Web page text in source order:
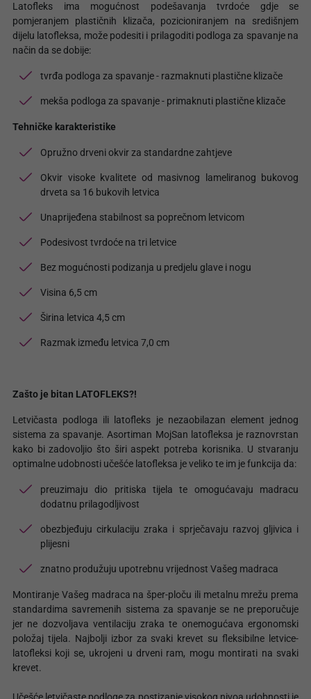
Latofleks ima mogućnost podešavanja tvrdoće gdje se
pomjeranjem plastičnih klizača, pozicioniranjem na središnjem
dijelu latofleksa, može podesiti i prilagoditi podloga za spavanje na
način da se dobije:
tvrđa podloga za spavanje - razmaknuti plastične klizače
mekša podloga za spavanje - primaknuti plastične klizače
Tehničke karakteristike
Opružno drveni okvir za standardne zahtjeve
Okvir visoke kvalitete od masivnog lameliranog bukovog
drveta sa 16 bukovih letvica
Unaprijeđena stabilnost sa poprečnom letvicom
Podesivost tvrdoće na tri letvice
Bez mogućnosti podizanja u predjelu glave i nogu
Visina 6,5 cm
Širina letvica 4,5 cm
Razmak između letvica 7,0 cm
Zašto je bitan LATOFLEKS?!
Letvičasta podloga ili latofleks je nezaobilazan element jednog
sistema za spavanje. Asortiman MojSan latofleksa je raznovrstan
kako bi zadovoljio što širi aspekt potreba korisnika. U stvaranju
optimalne udobnosti učešće latofleksa je veliko te im je funkcija da:
preuzimaju dio pritiska tijela te omogućavaju madracu
dodatnu prilagodljivost
obezbjeđuju cirkulaciju zraka i sprječavaju razvoj gljivica i
plijesni
znatno produžuju upotrebnu vrijednost Vašeg madraca
Montiranje Vašeg madraca na šper-ploču ili metalnu mrežu prema
standardima savremenih sistema za spavanje se ne preporučuje
jer ne dozvoljava ventilaciju zraka te onemogućava ergonomski
položaj tijela. Najbolji izbor za svaki krevet su fleksibilne letvice-
latofleksi koji se, ukrojeni u drveni ram, mogu montirati na svaki
krevet.